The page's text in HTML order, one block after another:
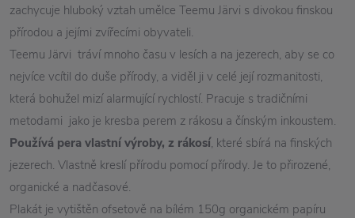
zachycuje hluboký vztah umělce Teemu Järvi s divokou finskou
přírodou a jejími zvířecími obyvateli.
Teemu Järvi tráví mnoho času v lesích a na jezerech, aby se co
nejvíce vcítil do duše přírody, a viděl ji v celé její rozmanitosti,
která bohužel mizí alarmující rychlostí. Pracuje s tradičními
metodami jako je kresba perem z rákosu a čínským inkoustem.
Používá pera vlastní výroby, z rákosí, které sbírá na finských
jezerech. Vlastně kreslí přírodu pomocí přírody. Je to přirozené,
organické a nadčasové.
Plakát je vytištěn ofsetově na bílém 150g organickém papíru